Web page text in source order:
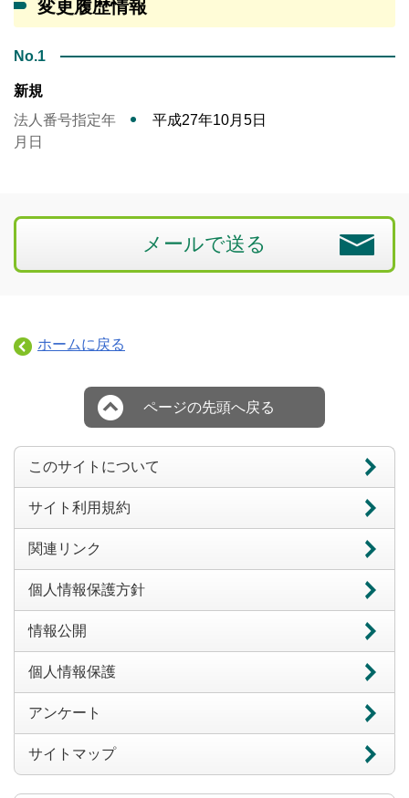
変更履歴情報
No.1
新規
法人番号指定年
月日
平成27年10月5日
メールで送る
ホームに戻る
ページの先頭へ戻る
このサイトについて
サイト利用規約
関連リンク
個人情報保護方針
情報公開
個人情報保護
アンケート
サイトマップ